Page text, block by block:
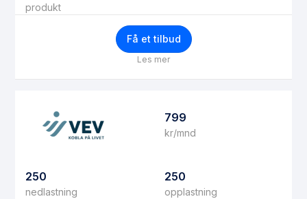
produkt
Få et tilbud
Les mer
799
kr/mnd
250
nedlastning
250
opplastning